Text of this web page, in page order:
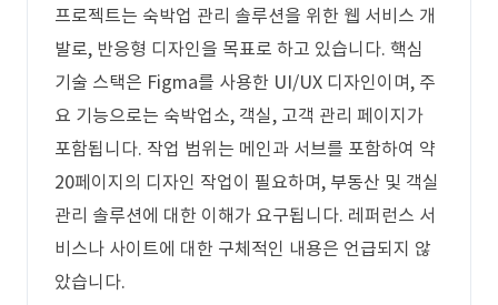
프로젝트는 숙박업 관리 솔루션을 위한 웹 서비스 개
발로, 반응형 디자인을 목표로 하고 있습니다. 핵심
기술 스택은 Figma를 사용한 UI/UX 디자인이며, 주
요 기능으로는 숙박업소, 객실, 고객 관리 페이지가
포함됩니다. 작업 범위는 메인과 서브를 포함하여 약
20페이지의 디자인 작업이 필요하며, 부동산 및 객실
관리 솔루션에 대한 이해가 요구됩니다. 레퍼런스 서
비스나 사이트에 대한 구체적인 내용은 언급되지 않
았습니다.